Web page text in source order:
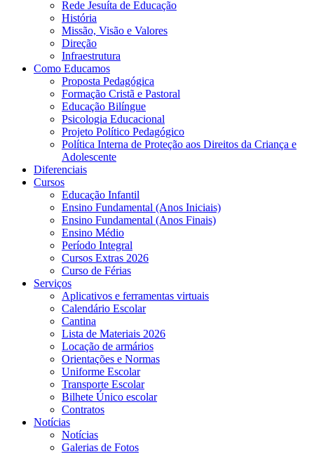
Rede Jesuíta de Educação
História
Missão, Visão e Valores
Direção
Infraestrutura
Como Educamos
Proposta Pedagógica
Formação Cristã e Pastoral
Educação Bilíngue
Psicologia Educacional
Projeto Político Pedagógico
Política Interna de Proteção aos Direitos da Criança e
Adolescente
Diferenciais
Cursos
Educação Infantil
Ensino Fundamental (Anos Iniciais)
Ensino Fundamental (Anos Finais)
Ensino Médio
Período Integral
Cursos Extras 2026
Curso de Férias
Serviços
Aplicativos e ferramentas virtuais
Calendário Escolar
Cantina
Lista de Materiais 2026
Locação de armários
Orientações e Normas
Uniforme Escolar
Transporte Escolar
Bilhete Único escolar
Contratos
Notícias
Notícias
Galerias de Fotos